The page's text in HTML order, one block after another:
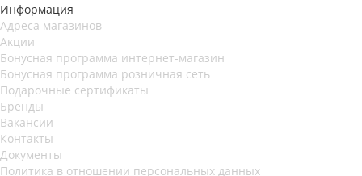
Информация
Адреса магазинов
Акции
Бонусная программа интернет-магазин
Бонусная программа розничная сеть
Подарочные сертификаты
Бренды
Вакансии
Контакты
Документы
Политика в отношении персональных данных